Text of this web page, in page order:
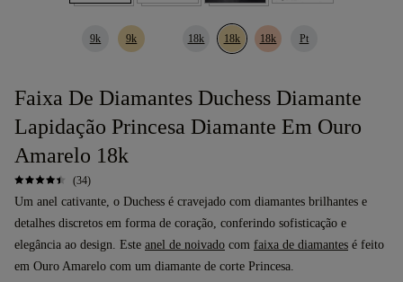
9k 9k 18k 18k 18k Pt
Faixa De Diamantes Duchess Diamante
Lapidação Princesa Diamante Em Ouro
Amarelo 18k
(34)
Um anel cativante, o Duchess é cravejado com diamantes brilhantes e
detalhes discretos em forma de coração, conferindo sofisticação e
elegância ao design. Este anel de noivado com faixa de diamantes é feito
em Ouro Amarelo com um diamante de corte Princesa.